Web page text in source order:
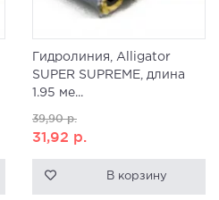
Гидролиния, Alligator
SUPER SUPREME, длина
1.95 ме...
39,90р.
31,92 р.
В корзину